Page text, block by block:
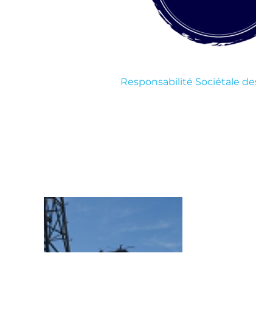
Responsabilité Sociétale